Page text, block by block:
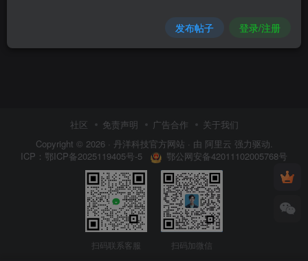
社区 免责声明 广告合作
关于我们
Copyright © 2026 · 丹洋科技官方网站 · 由 阿里云 强力驱动.
ICP： 鄂ICP备2025119405号-5 鄂公网安备42011102005768号
扫码联系客服 扫码加微信
发布帖子 登录/注册